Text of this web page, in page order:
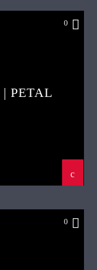
0
PETAL
0